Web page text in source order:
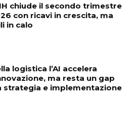
chiude il secondo trimestre
con ricavi in crescita, ma
in calo
logistica l’AI accelera
ma resta un gap
strategia e implementazione